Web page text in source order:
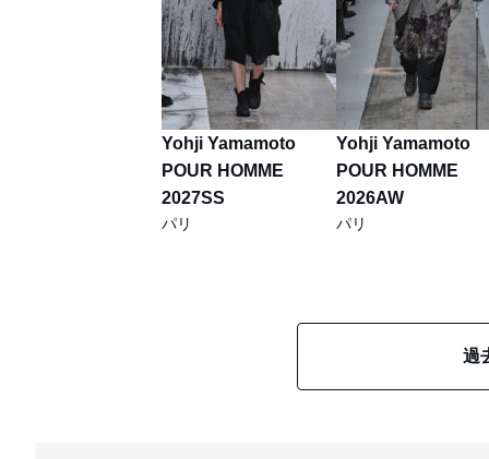
Yohji Yamamoto
POUR HOMME
2027SS
パリ
Yohji Yamamoto
POUR HOMME
2026AW
パリ
過